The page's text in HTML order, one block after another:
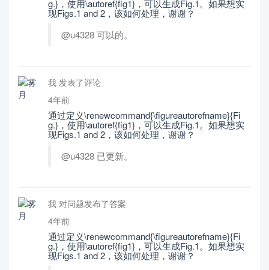
g.}，使用\autoref{fig1}，可以生成Fig.1。如果想实
现Figs.1 and 2，该如何处理，谢谢？
@u4328 可以的。
我 发表了评论
4年前
通过定义\renewcommand{\figureautorefname}{Fi
g.}，使用\autoref{fig1}，可以生成Fig.1。如果想实
现Figs.1 and 2，该如何处理，谢谢？
@u4328 已更新。
我 对问题发布了答案
4年前
通过定义\renewcommand{\figureautorefname}{Fi
g.}，使用\autoref{fig1}，可以生成Fig.1。如果想实
现Figs.1 and 2，该如何处理，谢谢？